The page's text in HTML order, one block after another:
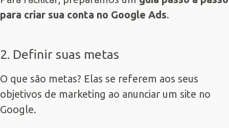
para criar sua conta no Google Ads.
2. Definir suas metas
O que são metas? Elas se referem aos seus
objetivos de marketing ao anunciar um site no
Google.